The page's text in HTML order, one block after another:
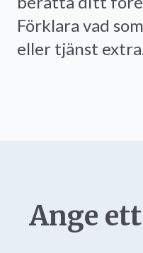
Förklara vad
eller tjänst
Ange